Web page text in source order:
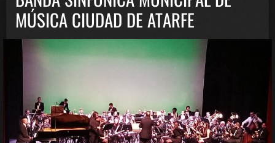
MÚSICA CIUDAD DE ATARFE